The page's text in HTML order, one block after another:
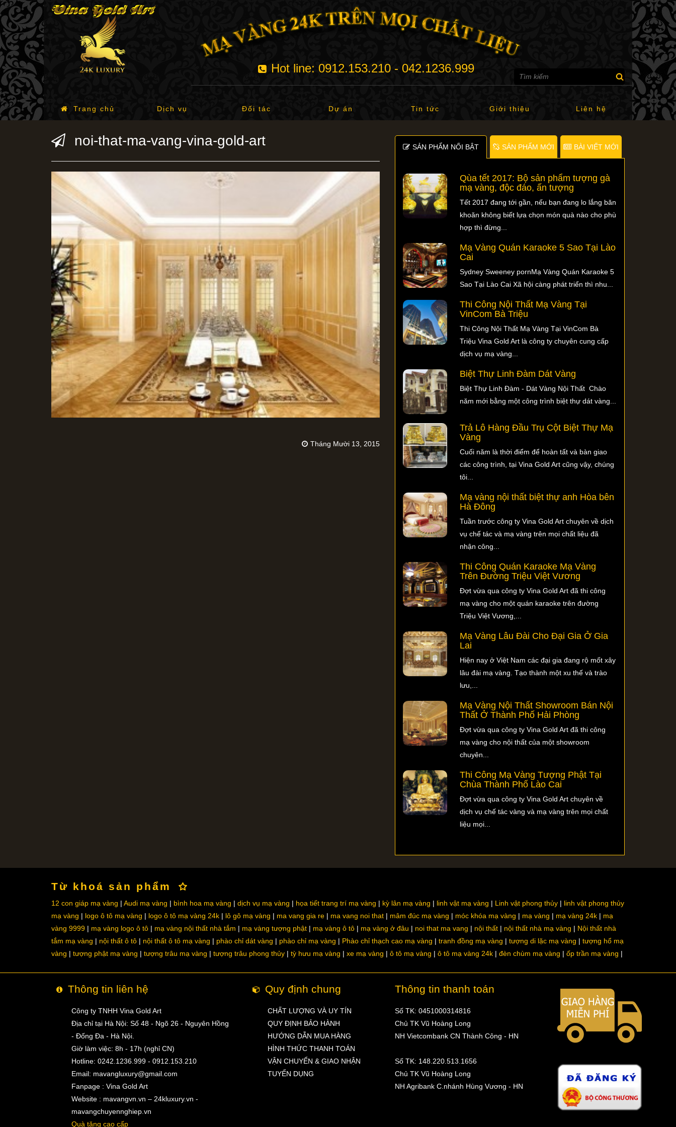
Hot line: 0912.153.210 - 042.1236.999
Trang chủ Dịch vụ Đối tác Dự án Tin tức Giới thiệu Liên hệ
noi-that-ma-vang-vina-gold-art
Tháng Mười 13, 2015
SẢN PHẨM NỐI BẬT SẢN PHẨM MỚI BÀI VIẾT MỚI
Qùa tết 2017: Bộ sản phẩm tượng gà
mạ vàng, độc đáo, ấn tượng
Tết 2017 đang tới gần, nếu bạn đang lo lắng băn
khoăn không biết lựa chọn món quà nào cho phù
hợp thì đừng...
Mạ Vàng Quán Karaoke 5 Sao Tại Lào
Cai
Sydney Sweeney pornMạ Vàng Quán Karaoke 5
Sao Tại Lào Cai Xã hội càng phát triển thì nhu...
Thi Công Nội Thất Mạ Vàng Tại
VinCom Bà Triệu
Thi Công Nội Thất Mạ Vàng Tại VinCom Bà
Triệu Vina Gold Art là công ty chuyên cung cấp
dịch vụ mạ vàng...
Biệt Thự Linh Đàm Dát Vàng
Biệt Thự Linh Đàm - Dát Vàng Nội Thất Chào
năm mới bằng một công trình biệt thự dát vàng...
Trả Lô Hàng Đầu Trụ Cột Biệt Thự Mạ
Vàng
Cuối năm là thời điểm để hoàn tất và bàn giao
các công trình, tại Vina Gold Art cũng vậy, chúng
tôi...
Mạ vàng nội thất biệt thự anh Hòa bên
Hà Đông
Tuần trước công ty Vina Gold Art chuyên về dịch
vụ chế tác và mạ vàng trên mọi chất liệu đã
nhận công...
Thi Công Quán Karaoke Mạ Vàng
Trên Đường Triệu Việt Vương
Đợt vừa qua công ty Vina Gold Art đã thi công
mạ vàng cho một quán karaoke trên đường
Triệu Việt Vương,...
Mạ Vàng Lâu Đài Cho Đại Gia Ở Gia
Lai
Hiện nay ở Việt Nam các đại gia đang rộ mốt xây
lâu đài mạ vàng. Tạo thành một xu thế và trào
lưu,...
Mạ Vàng Nội Thất Showroom Bán Nội
Thất Ở Thành Phố Hải Phòng
Đợt vừa qua công ty Vina Gold Art đã thi công
mạ vàng cho nội thất của một showroom
chuyên...
Thi Công Mạ Vàng Tượng Phật Tại
Chùa Thành Phố Lào Cai
Đợt vừa qua công ty Vina Gold Art chuyên về
dịch vụ chế tác vàng và mạ vàng trên mọi chất
liệu mọi...
Từ khoá sản phẩm
12 con giáp mạ vàng Audi mạ vàng bình hoa mạ vàng dịch vụ mạ vàng họa tiết trang trí mạ vàng kỳ lân mạ vàng linh vật mạ vàng Linh vật phong thủy
linh vật phong thủy
mạ vàng
logo ô tô mạ vàng logo ô tô mạ vàng 24k lô gô mạ vàng ma vang gia re ma vang noi that mâm đúc mạ vàng móc khóa mạ vàng mạ vàng mạ vàng 24k
mạ
vàng 9999
mạ vàng logo ô tô mạ vàng nội thất nhà tắm mạ vàng tượng phật mạ vàng ô tô mạ vàng ở đâu noi that ma vang nội thất nội thất nhà mạ vàng
Nội thất nhà
tắm mạ vàng
nội thất ô tô nội thất ô tô mạ vàng phào chỉ dát vàng phào chỉ mạ vàng Phào chỉ thạch cao mạ vàng tranh đồng mạ vàng tượng di lặc mạ vàng
tượng hổ mạ
vàng
tượng phật mạ vàng tượng trâu mạ vàng tượng trâu phong thủy tỳ hưu mạ vàng xe mạ vàng ô tô mạ vàng ô tô mạ vàng 24k đèn chùm mạ vàng ốp trần mạ vàng
Thông tin liên hệ
Công ty TNHH Vina Gold Art
Địa chỉ tại Hà Nội: Số 48 - Ngõ 26 - Nguyên Hồng
- Đống Đa - Hà Nội.
Giờ làm việc: 8h - 17h (nghỉ CN)
Hotline: 0242.1236.999 - 0912.153.210
Email: mavangluxury@gmail.com
Fanpage : Vina Gold Art
Website : mavangvn.vn – 24kluxury.vn -
mavangchuyennghiep.vn
Quà tặng cao cấp
Quy định chung
CHẤT LƯỢNG VÀ UY TÍN
QUY ĐỊNH BẢO HÀNH
HƯỚNG DẪN MUA HÀNG
HÌNH THỨC THANH TOÁN
VẬN CHUYỂN & GIAO NHẬN
TUYỂN DỤNG
Thông tin thanh toán
Số TK: 0451000314816
Chủ TK Vũ Hoàng Long
NH Vietcombank CN Thành Công - HN
Số TK: 148.220.513.1656
Chủ TK Vũ Hoàng Long
NH Agribank C.nhánh Hùng Vương - HN